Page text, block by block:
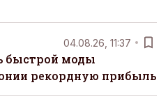
04.08.26, 11:37
быстрой моды
рекордную прибыль